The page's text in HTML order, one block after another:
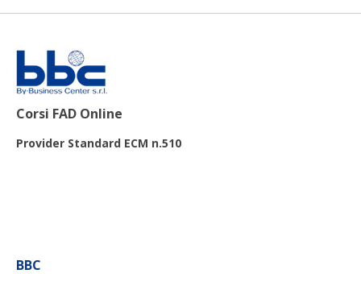
Corsi FAD Online
Provider Standard ECM n.510
BBC